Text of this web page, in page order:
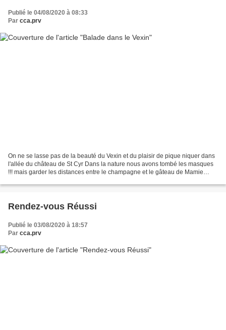
Publié le 04/08/2020 à 08:33
Par cca.prv
On ne se lasse pas de la beauté du Vexin et du plaisir de pique niquer dans
l'allée du château de St Cyr Dans la nature nous avons tombé les masques
!!! mais garder les distances entre le champagne et le gâteau de Mamie
Rendez-vous Réussi
Publié le 03/08/2020 à 18:57
Par cca.prv